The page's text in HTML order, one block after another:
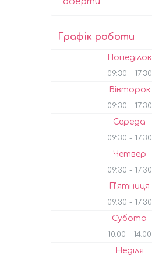
Графік роботи
Понеділок
09:30 17:30
Вівторок
09:30 17:30
Середа
09:30 17:30
Четвер
09:30 17:30
Пʼятниця
09:30 17:30
Субота
10:00 14:00
Неділя